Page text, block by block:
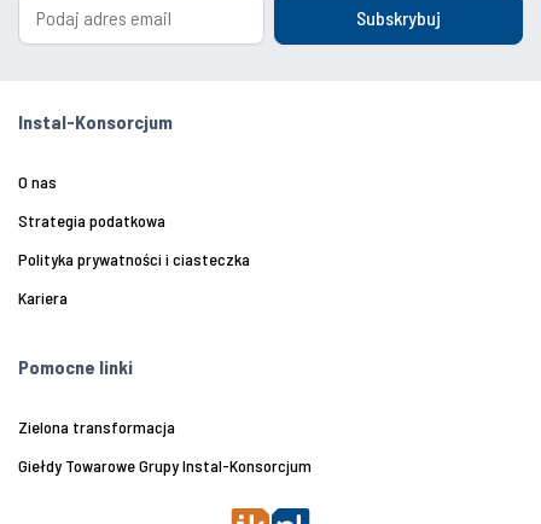
Subskrybuj
Instal-Konsorcjum
O nas
Strategia podatkowa
Polityka prywatności i ciasteczka
Kariera
Pomocne linki
Zielona transformacja
Giełdy Towarowe Grupy Instal-Konsorcjum